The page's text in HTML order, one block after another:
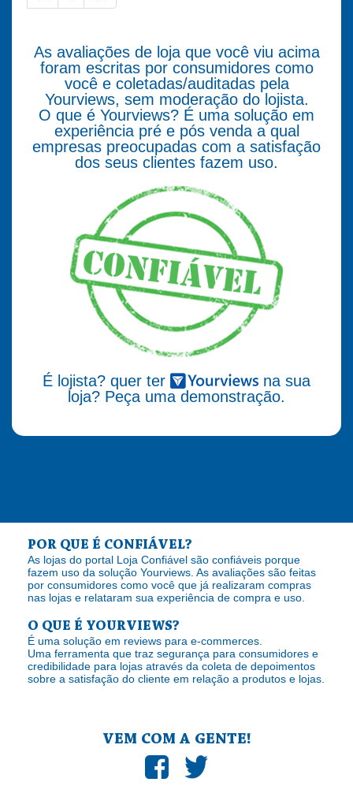
As avaliações de loja que você viu acima
foram escritas por consumidores como
você e coletadas/auditadas pela
Yourviews, sem moderação do lojista.
O que é Yourviews? É uma solução em
experiência pré e pós venda a qual
empresas preocupadas com a satisfação
dos seus clientes fazem uso.
É lojista? quer ter
na sua
loja? Peça uma demonstração.
POR QUE É CONFIÁVEL?
As lojas do portal Loja Confiável são confiáveis porque
fazem uso da solução Yourviews. As avaliações são feitas
por consumidores como você que já realizaram compras
nas lojas e relataram sua experiência de compra e uso.
O QUE É YOURVIEWS?
É uma solução em reviews para e-commerces.
Uma ferramenta que traz segurança para consumidores e
credibilidade para lojas através da coleta de depoimentos
sobre a satisfação do cliente em relação a produtos e lojas.
VEM COM A GENTE!